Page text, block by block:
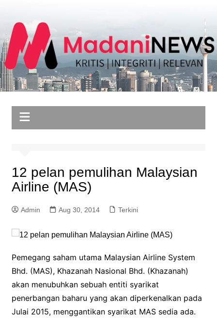
content
12 pelan pemulihan Malaysian
Airline (MAS)
Admin Aug 30, 2014 Terkini
Pemegang saham utama Malaysian Airline System
Bhd. (MAS), Khazanah Nasional Bhd. (Khazanah)
akan menubuhkan sebuah entiti syarikat
penerbangan baharu yang akan diperkenalkan pada
Julai 2015, menggantikan syarikat MAS sedia ada.